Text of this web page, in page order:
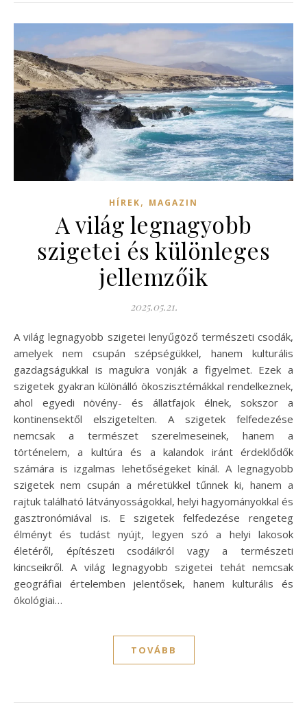
HÍREK, MAGAZIN
A világ legnagyobb
szigetei és különleges
jellemzőik
2025.05.21.
A világ legnagyobb szigetei lenyűgöző természeti csodák,
amelyek nem csupán szépségükkel, hanem kulturális
gazdagságukkal is magukra vonják a figyelmet. Ezek a
szigetek gyakran különálló ökoszisztémákkal rendelkeznek,
ahol egyedi növény- és állatfajok élnek, sokszor a
kontinensektől elszigetelten. A szigetek felfedezése
nemcsak a természet szerelmeseinek, hanem a
történelem, a kultúra és a kalandok iránt érdeklődők
számára is izgalmas lehetőségeket kínál. A legnagyobb
szigetek nem csupán a méretükkel tűnnek ki, hanem a
rajtuk található látványosságokkal, helyi hagyományokkal és
gasztronómiával is. E szigetek felfedezése rengeteg
élményt és tudást nyújt, legyen szó a helyi lakosok
életéről, építészeti csodáikról vagy a természeti
kincseikről. A világ legnagyobb szigetei tehát nemcsak
geográfiai értelemben jelentősek, hanem kulturális és
ökológiai…
TOVÁBB